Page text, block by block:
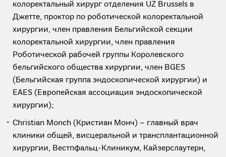
колоректальный хирург отделения UZ Brussels в
Джетте, проктор по роботической колоректальной
хирургии, член правления Бельгийской секции
колоректальной хирургии, член правления
Роботической рабочей группы Королевского
бельгийского общества хирургии, член BGES
(Бельгийская группа эндоскопической хирургии) и
EAES (Европейская ассоциация эндоскопической
хирургии);
Christian Monch (Кристиан Монч) – главный врач
клиники общей, висцеральной и трансплантационной
хирургии, Вестпфальц-Клиникум, Кайзерслаутерн,